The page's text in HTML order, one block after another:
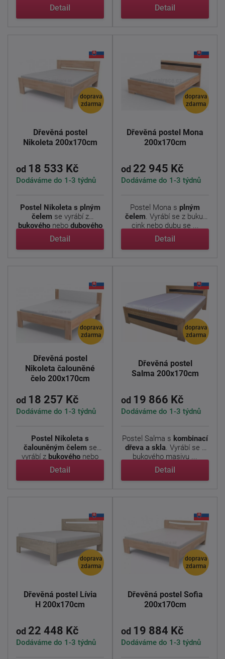
Detail
...
Detail
doprava
zdarma
Dřevěná postel
Nikoleta 200x170cm
od 18 533 Kč
Dodáváme do 1-3 týdnů
Postel Nikoleta s plným
čelem se vyrábí z
bukovéhonebo dubového
...
Detail
doprava
zdarma
Dřevěná postel Mona
200x170cm
od 22 945 Kč
Dodáváme do 1-3 týdnů
Postel Mona s plným
čelem. Vyrábí se z buku-
cink nebo dubu se ...
Detail
doprava
zdarma
Dřevěná postel
Nikoleta čalouněné
čelo 200x170cm
od 18 257 Kč
Dodáváme do 1-3 týdnů
Postel Nikoleta s
čalouněným čelem se
vyrábí z bukového nebo
dubového ...
Detail
doprava
zdarma
Dřevěná postel
Salma 200x170cm
od 19 866 Kč
Dodáváme do 1-3 týdnů
Postel Salma s kombinací
dřeva a skla. Vyrábí se z
bukového masivu ...
Detail
doprava
zdarma
Dřevěná postel Lívia
H 200x170cm
od 22 448 Kč
Dodáváme do 1-3 týdnů
doprava
zdarma
Dřevěná postel Sofia
200x170cm
od 19 884 Kč
Dodáváme do 1-3 týdnů